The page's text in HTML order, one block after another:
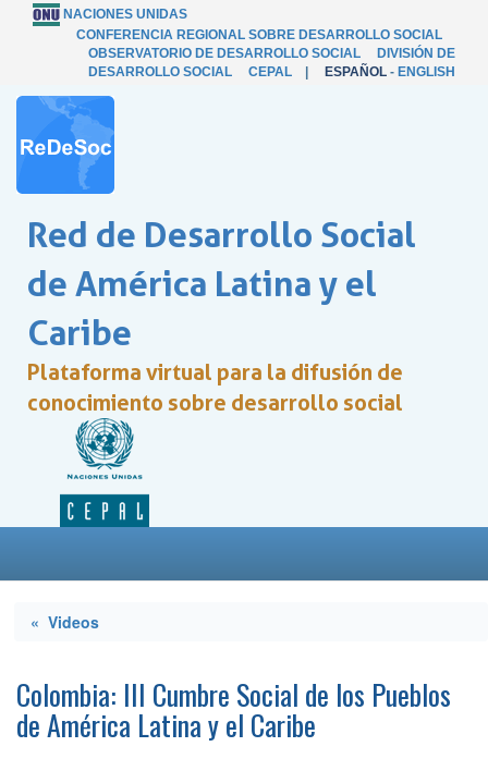
NACIONES UNIDAS
CONFERENCIA REGIONAL SOBRE DESARROLLO SOCIAL
OBSERVATORIO DE DESARROLLO SOCIAL
DIVISIÓN DE
DESARROLLO SOCIAL
CEPAL ESPAÑOL - ENGLISH
Red de Desarrollo Social
de América Latina y el
Caribe
Plataforma virtual para la difusión de
conocimiento sobre desarrollo social
« Videos
Colombia: III Cumbre Social de los Pueblos
de América Latina y el Caribe